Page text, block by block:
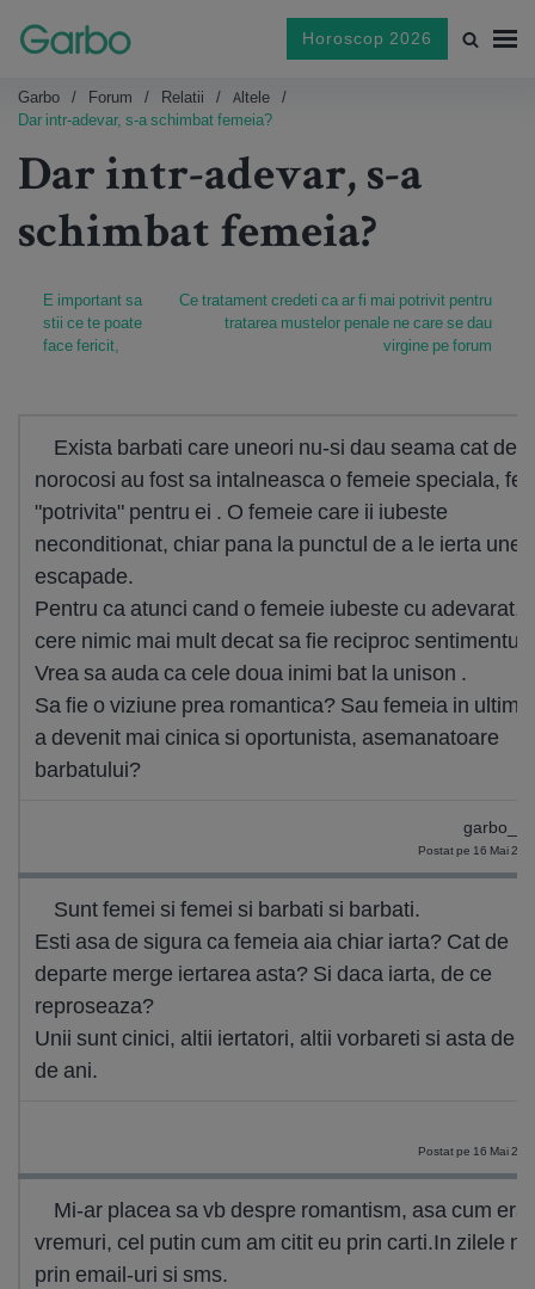
Horoscop 2026
Garbo Forum Relatii
Altele
Dar intr-adevar, s-a schimbat femeia?
Dar intr-adevar, s-a
schimbat femeia?
E important sa
stii ce te poate
face fericit,
Ce tratament credeti ca ar fi mai potrivit pentru
tratarea mustelor penale ne care se dau
virgine pe forum
Exista barbati care uneori nu-si dau seama cat de
norocosi au fost sa intalneasca o femeie speciala,
"potrivita" pentru ei . O femeie care ii iubeste
neconditionat, chiar pana la punctul de a le ierta
escapade.
Pentru ca atunci cand o femeie iubeste cu adevarat,
cere nimic mai mult decat sa fie reciproc sentimentul,
Vrea sa auda ca cele doua inimi bat la unison .
Sa fie o viziune prea romantica? Sau femeia in ultimii
a devenit mai cinica si oportunista, asemanatoare
barbatului?
Postat pe 16 Mai
Sunt femei si femei si barbati si barbati.
Esti asa de sigura ca femeia aia chiar iarta? Cat de
departe merge iertarea asta? Si daca iarta, de ce
reproseaza?
Unii sunt cinici, altii iertatori, altii vorbareti si asta de
de ani.
Postat pe 16 Mai
Mi-ar placea sa vb despre romantism, asa cum era
vremuri, cel putin cum am citit eu prin carti.In zilele
prin email-uri si sms.